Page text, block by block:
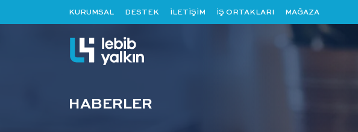
KURUMSAL DESTEK İLETİŞİM İŞ ORTAKLARI MAĞAZA
HABERLER